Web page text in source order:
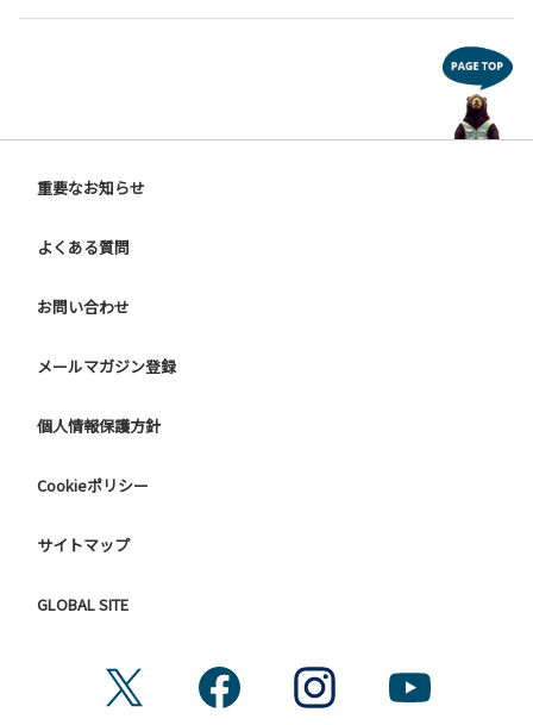
重要なお知らせ
よくある質問
お問い合わせ
メールマガジン登録
個人情報保護方針
Cookieポリシー
サイトマップ
GLOBAL SITE